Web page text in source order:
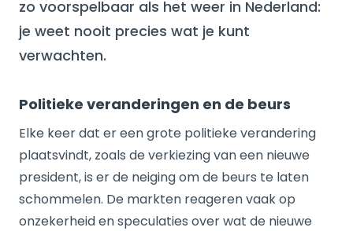
zo voorspelbaar als het weer in Nederland:
je weet nooit precies wat je kunt
verwachten.
Politieke veranderingen en de beurs
Elke keer dat er een grote politieke verandering
plaatsvindt, zoals de verkiezing van een nieuwe
president, is er de neiging om de beurs te laten
schommelen. De markten reageren vaak op
onzekerheid en speculaties over wat de nieuwe